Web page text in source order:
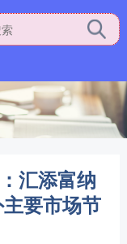
汇添富纳
要市场节